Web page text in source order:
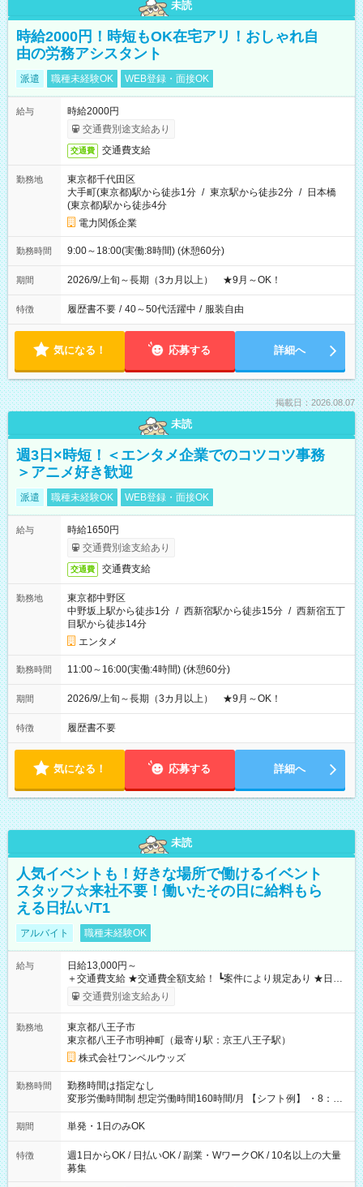
未読
時給2000円！時短もOK在宅アリ！おしゃれ自
由の労務アシスタント
派遣 職種未経験OK WEB登録・面接OK
給与
時給2000円
交通費別途支給あり
交通費 交通費支給
勤務地
東京都千代田区
大手町(東京都)駅から徒歩1分 / 東京駅から徒歩2分 / 日本橋
(東京都)駅から徒歩4分
電力関係企業
勤務時間 9:00～18:00(実働:8時間) (休憩60分)
期間 2026/9/上旬～長期（3カ月以上） ★9月～OK！
特徴 履歴書不要 / 40～50代活躍中 / 服装自由
気になる！ 応募する 詳細へ
掲載日：2026.08.07
未読
週3日×時短！＜エンタメ企業でのコツコツ事務
＞アニメ好き歓迎
派遣 職種未経験OK WEB登録・面接OK
給与
時給1650円
交通費別途支給あり
交通費 交通費支給
勤務地
東京都中野区
中野坂上駅から徒歩1分 / 西新宿駅から徒歩15分 / 西新宿五丁
目駅から徒歩14分
エンタメ
勤務時間 11:00～16:00(実働:4時間) (休憩60分)
期間 2026/9/上旬～長期（3カ月以上） ★9月～OK！
特徴 履歴書不要
気になる！ 応募する 詳細へ
未読
人気イベントも！好きな場所で働けるイベント
スタッフ☆来社不要！働いたその日に給料もら
える日払い/T1
アルバイト 職種未経験OK
給与
日給13,000円～
＋交通費支給 ★交通費全額支給！ ┗案件により規定あり ★日払
いOK！（規定あり） ┗働いたその日に現金GET♪ お仕事後はコ
ンビニATMから 日払い分を引き落とせます！ 【試用期間】試
交通費別途支給あり
勤務地
東京都八王子市
東京都八王子市明神町（最寄り駅：京王八王子駅）
株式会社ワンベルウッズ
勤務時間
勤務時間は指定なし
変形労働時間制 想定労働時間160時間/月 【シフト例】 ・8：00
～21：00
期間 単発・1日のみOK
特徴
週1日からOK / 日払いOK / 副業・WワークOK / 10名以上の大量
募集